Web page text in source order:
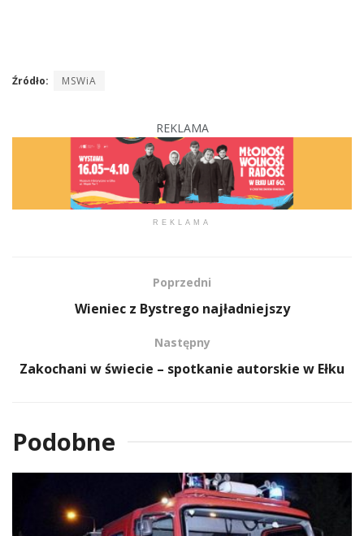
Źródło: MSWiA
REKLAMA
REKLAMA
Poprzedni
Wieniec z Bystrego najładniejszy
Następny
Zakochani w świecie – spotkanie autorskie w Ełku
Podobne